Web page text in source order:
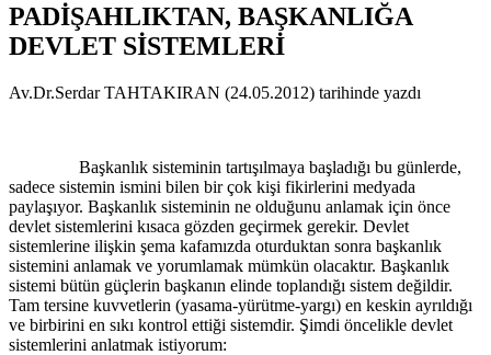
PADİŞAHLIKTAN, BAŞKANLIĞA
DEVLET SİSTEMLERİ
Av.Dr.Serdar TAHTAKIRAN (24.05.2012) tarihinde yazdı
Başkanlık sisteminin tartışılmaya başladığı bu günlerde,
sadece sistemin ismini bilen bir çok kişi fikirlerini medyada
paylaşıyor. Başkanlık sisteminin ne olduğunu anlamak için önce
devlet sistemlerini kısaca gözden geçirmek gerekir. Devlet
sistemlerine ilişkin şema kafamızda oturduktan sonra başkanlık
sistemini anlamak ve yorumlamak mümkün olacaktır. Başkanlık
sistemi bütün güçlerin başkanın elinde toplandığı sistem değildir.
Tam tersine kuvvetlerin (yasama-yürütme-yargı) en keskin ayrıldığı
ve birbirini en sıkı kontrol ettiği sistemdir. Şimdi öncelikle devlet
sistemlerini anlatmak istiyorum: